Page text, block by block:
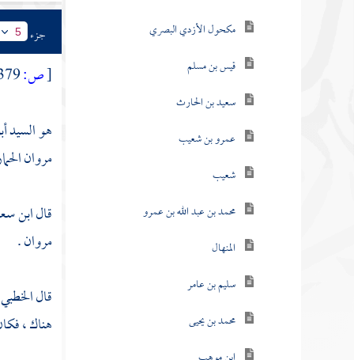
مكحول الأزدي البصري
قيس بن مسلم
سعيد بن الحارث
عمرو بن شعيب
شعيب
محمد بن عبد الله بن عمرو
المنهال
سليم بن عامر
محمد بن يحيى
جزء 5
[ص:
هو السيد
مروان
قالابن
مروان.
قالالخطبي
هناك ،